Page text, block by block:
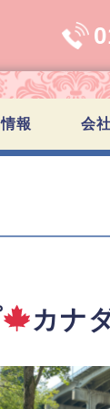
報 会
カナ